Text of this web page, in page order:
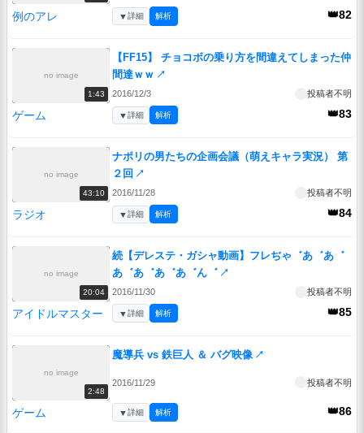
例のアレ 👑82
▼詳細 解析
no image
1:43
【FF15】 チョコボの乗り方を間違えてしまった仲
間達ｗｗ ↗
2016/12/3 投稿者不明
ゲーム 👑83
▼詳細 解析
no image
43:10
ナポリの男たちの企画会議（萌えキャラ実況） 第
２回 ↗
2016/11/28 投稿者不明
ラジオ 👑84
▼詳細 解析
no image
20:04
続【デレステ・ガシャ動画】フレぢゃ゛あ゛あ゛
あ゛あ゛あ゛あ゛ん゛ ↗
2016/11/30 投稿者不明
アイドルマスター 👑85
▼詳細 解析
no image
2:48
魔導兵 vs 鉄巨人 ＆ バグ映像 ↗
2016/11/29 投稿者不明
ゲーム 👑86
▼詳細 解析